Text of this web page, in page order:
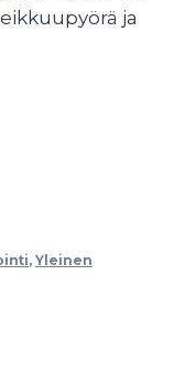
ja
, Yleinen